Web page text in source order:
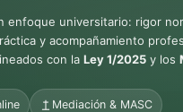
enfoque universitario: rigor
y acompañamiento
con la Ley 1/2025 y los
Mediación & MASC